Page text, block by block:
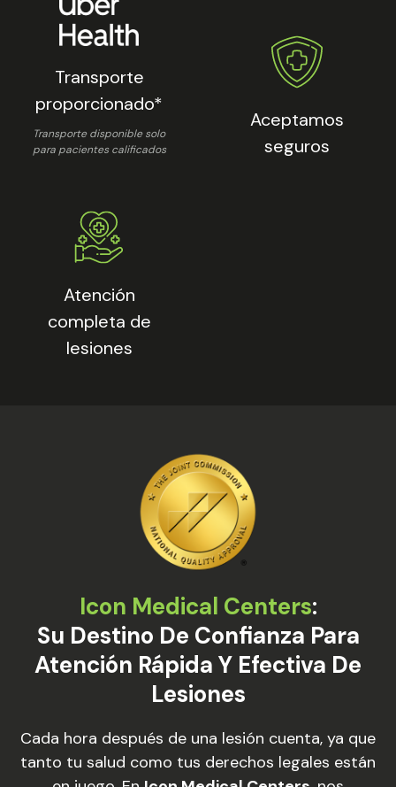
Transporte
proporcionado*
Transporte disponible solo
para pacientes calificados
Atención
completa de
lesiones
Aceptamos
seguros
Icon Medical Centers:
Su Destino De Confianza Para
Atención Rápida Y Efectiva De
Lesiones
Cada hora después de una lesión cuenta, ya que
tanto tu salud como tus derechos legales están